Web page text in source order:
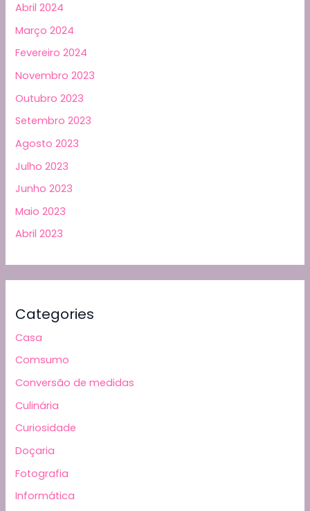
Abril 2024
Março 2024
Fevereiro 2024
Novembro 2023
Outubro 2023
Setembro 2023
Agosto 2023
Julho 2023
Junho 2023
Maio 2023
Abril 2023
Categories
Casa
Comsumo
Conversão de medidas
Culinária
Curiosidade
Doçaria
Fotografia
Informática